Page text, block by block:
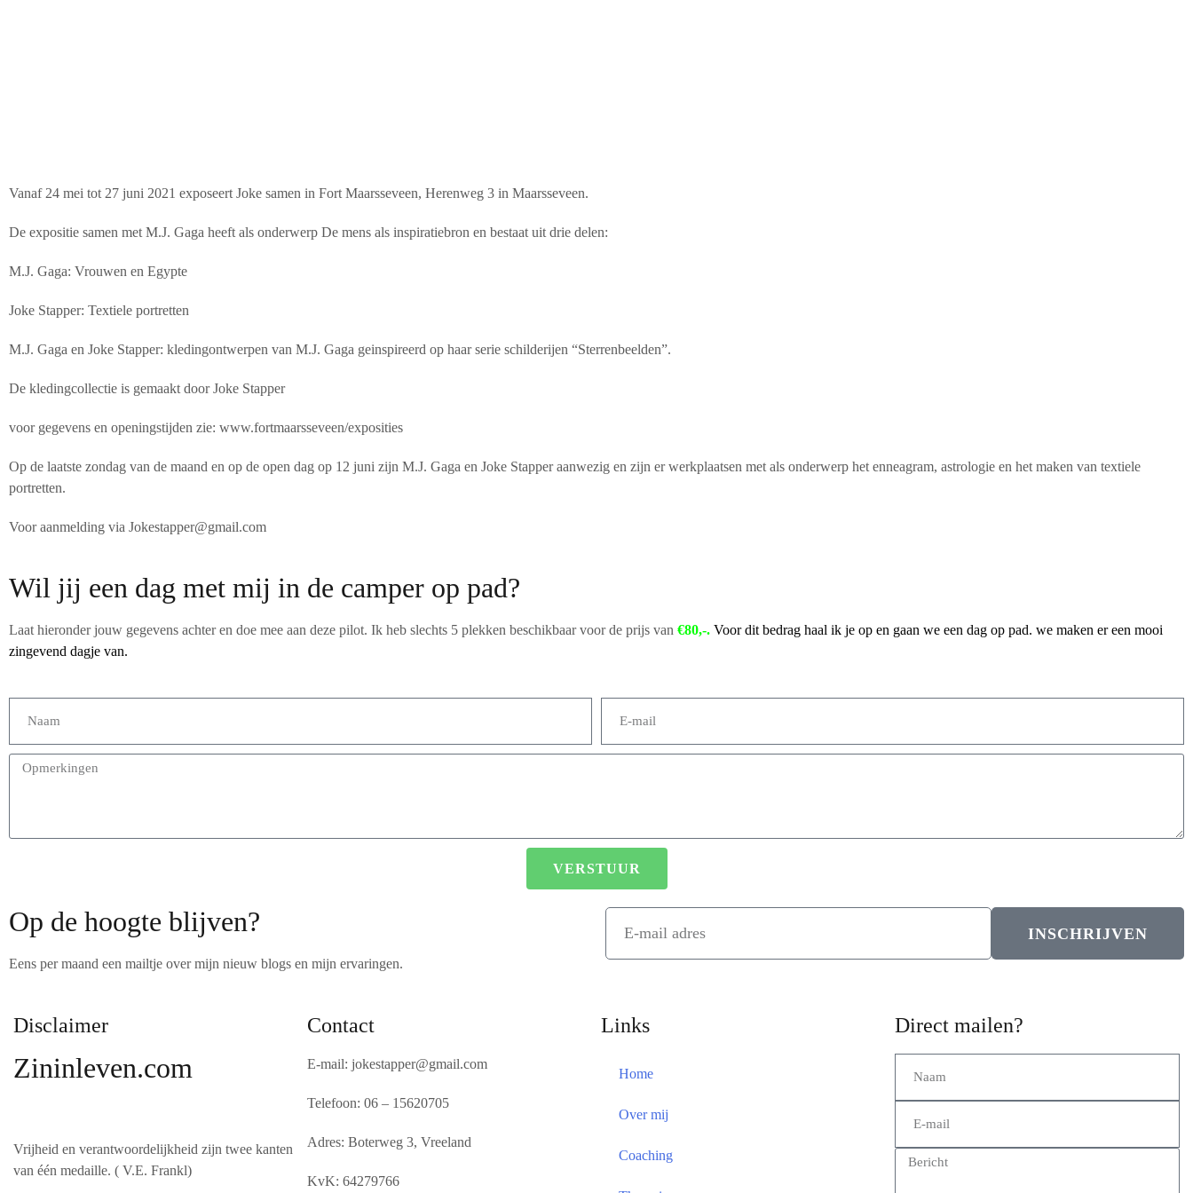
Vanaf 24 mei tot 27 juni 2021 exposeert Joke samen in Fort Maarsseveen, Herenweg 3 in Maarsseveen.
De expositie samen met M.J. Gaga heeft als onderwerp De mens als inspiratiebron en bestaat uit drie delen:
M.J. Gaga: Vrouwen en Egypte
Joke Stapper: Textiele portretten
M.J. Gaga en Joke Stapper: kledingontwerpen van M.J. Gaga geinspireerd op haar serie schilderijen “Sterrenbeelden”.
De kledingcollectie is gemaakt door Joke Stapper
voor gegevens en openingstijden zie: www.fortmaarsseveen/exposities
Op de laatste zondag van de maand en op de open dag op 12 juni zijn M.J. Gaga en Joke Stapper aanwezig en zijn er werkplaatsen met als onderwerp het enneagram, astrologie en het maken van textiele
portretten.
Voor aanmelding via Jokestapper@gmail.com
Wil jij een dag met mij in de camper op pad?
Laat hieronder jouw gegevens achter en doe mee aan deze pilot. Ik heb slechts 5 plekken beschikbaar voor de prijs van €80,-. Voor dit bedrag haal ik je op en gaan we een dag op pad. we maken er een mooi
zingevend dagje van.
VERSTUUR
Op de hoogte blijven?
Eens per maand een mailtje over mijn nieuw blogs en mijn ervaringen.
INSCHRIJVEN
Disclaimer
Zininleven.com
Vrijheid en verantwoordelijkheid zijn twee kanten
van één medaille. ( V.E. Frankl)
Contact
E-mail: jokestapper@gmail.com
Telefoon: 06 – 15620705
Adres: Boterweg 3, Vreeland
KvK: 64279766
Links
Home
Over mij
Coaching
Direct mailen?